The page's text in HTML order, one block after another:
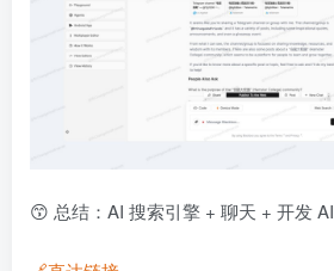
😙 总结：AI 搜索引擎 + 聊天 + 开发 AI